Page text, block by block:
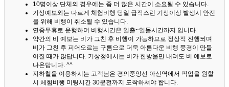
10명이상 단체의 경우에는 좀 더 많은 시간이 소요될 수 있습니다.
기상예보와는 다르게 체험비행 당일 급작스런 기상이상 발생시 안전
을 위해 비행이 취소될 수 있습니다.
연중무휴로 운행하며 비행시간은 일출~일몰시간까지 입니다.
약간의 비 예보는 비가 그친 후 비행이 가능하므로 정상적 진행되며
비가 그친 후 피어오르는 구름으로 더욱 아름다운 비행 풍경이 만들
어질 때가 많답니다. 기상청에서는 비가 한방울만 내려도 비 예보로
나온답니다. ^^
지하철을 이용하시는 고객님은 경의중앙선 아신역에서 픽업을 원할
시 체험비행 미팅시간 30분전까지 도착하셔야 합니다.